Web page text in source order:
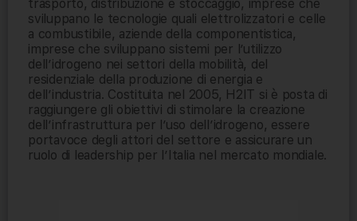
trasporto, distribuzione e stoccaggio, imprese che
sviluppano le tecnologie quali elettrolizzatori e celle
a combustibile, aziende della componentistica,
imprese che sviluppano sistemi per l’utilizzo
dell’idrogeno nei settori della mobilità, del
residenziale della produzione di energia e
dell’industria. Costituita nel 2005, H2IT si è posta di
raggiungere gli obiettivi di stimolare la creazione
dell’infrastruttura per l’uso dell’idrogeno, essere
portavoce degli attori del settore e assicurare un
ruolo di leadership per l’Italia nel mercato mondiale.